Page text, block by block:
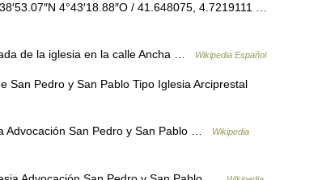
4°43′18.88″O / 41.648075, 4.7219111 …
de la iglesia en la calle Ancha … Wikipedia Español
San Pedro y San Pablo Tipo Iglesia Arciprestal
Advocación San Pedro y San Pablo …
Wikipedia